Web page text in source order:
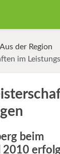
Aus der Region
im
beim
2010